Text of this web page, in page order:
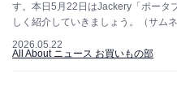
す。本日5月22日はJackery「ポータ
しく紹介していきましょう。（サム
2026.05.22
All About ニュース お買いもの部